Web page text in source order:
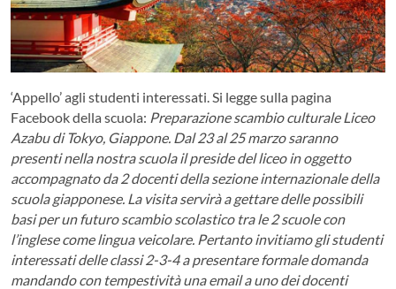
‘Appello’ agli studenti interessati. Si legge sulla pagina
Facebook della scuola: Preparazione scambio culturale Liceo
Azabu di Tokyo, Giappone. Dal 23 al 25 marzo saranno
presenti nella nostra scuola il preside del liceo in oggetto
accompagnato da 2 docenti della sezione internazionale della
scuola giapponese. La visita servirà a gettare delle possibili
basi per un futuro scambio scolastico tra le 2 scuole con
l’inglese come lingua veicolare. Pertanto invitiamo gli studenti
interessati delle classi 2-3-4 a presentare formale domanda
mandando con tempestività una email a uno dei docenti